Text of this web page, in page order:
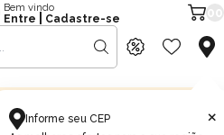
Informe seu CEP
×
Bem vindo
Entre
Cadastre-se
no